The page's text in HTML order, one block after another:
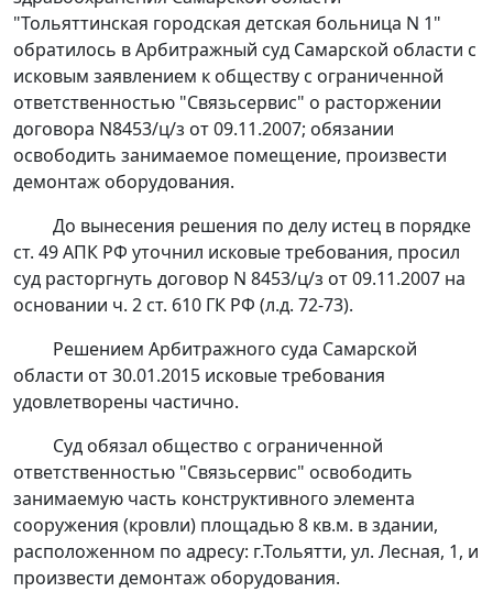
"Тольяттинская городская детская больница N 1"
обратилось в Арбитражный суд Самарской области с
исковым заявлением к обществу с ограниченной
ответственностью "Связьсервис" о расторжении
договора N8453/ц/з от 09.11.2007; обязании
освободить занимаемое помещение, произвести
демонтаж оборудования.
До вынесения решения по делу истец в порядке
ст. 49АПК РФ уточнил исковые требования, просил
суд расторгнуть договор N 8453/ц/з от 09.11.2007 на
основании ч. 2 ст. 610 ГК РФ (л.д. 72-73).
Решением Арбитражного суда Самарской
области от 30.01.2015 исковые требования
удовлетворены частично.
Суд обязал общество с ограниченной
ответственностью "Связьсервис" освободить
занимаемую часть конструктивного элемента
сооружения (кровли) площадью 8 кв.м. в здании,
расположенном по адресу: г.Тольятти, ул. Лесная, 1, и
произвести демонтаж оборудования.